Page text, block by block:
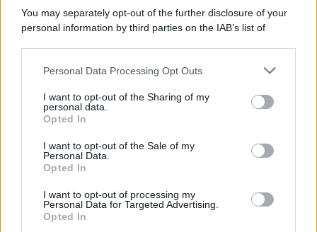
You may separately opt-out of the further disclosure of your
personal information by third parties on the IAB’s list of
This information may also be disclosed by us to third parties
disclose it to other third parties.
Please note that this website/app uses one or more Google
services and may gather and store information including but
not limited to your visit or usage behaviour. You may click to
grant or deny consent to Google and its third-party tags to
consent section.
Personal Data Processing Opt Outs
I want to opt-out of the Sharing of my
personal data.
Opted In
I want to opt-out of the Sale of my
Personal Data.
Opted In
I want to opt-out of processing my
Personal Data for Targeted Advertising.
Opted In
Motors Magazine 365
Day Travel 365
Cineverse Magazine
SecondHomeMagazine
InvestirMag